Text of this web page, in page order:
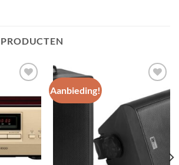
Toevoegen
aan
wenslijst
Aanbieding!
Toevoegen
aan
wenslijst